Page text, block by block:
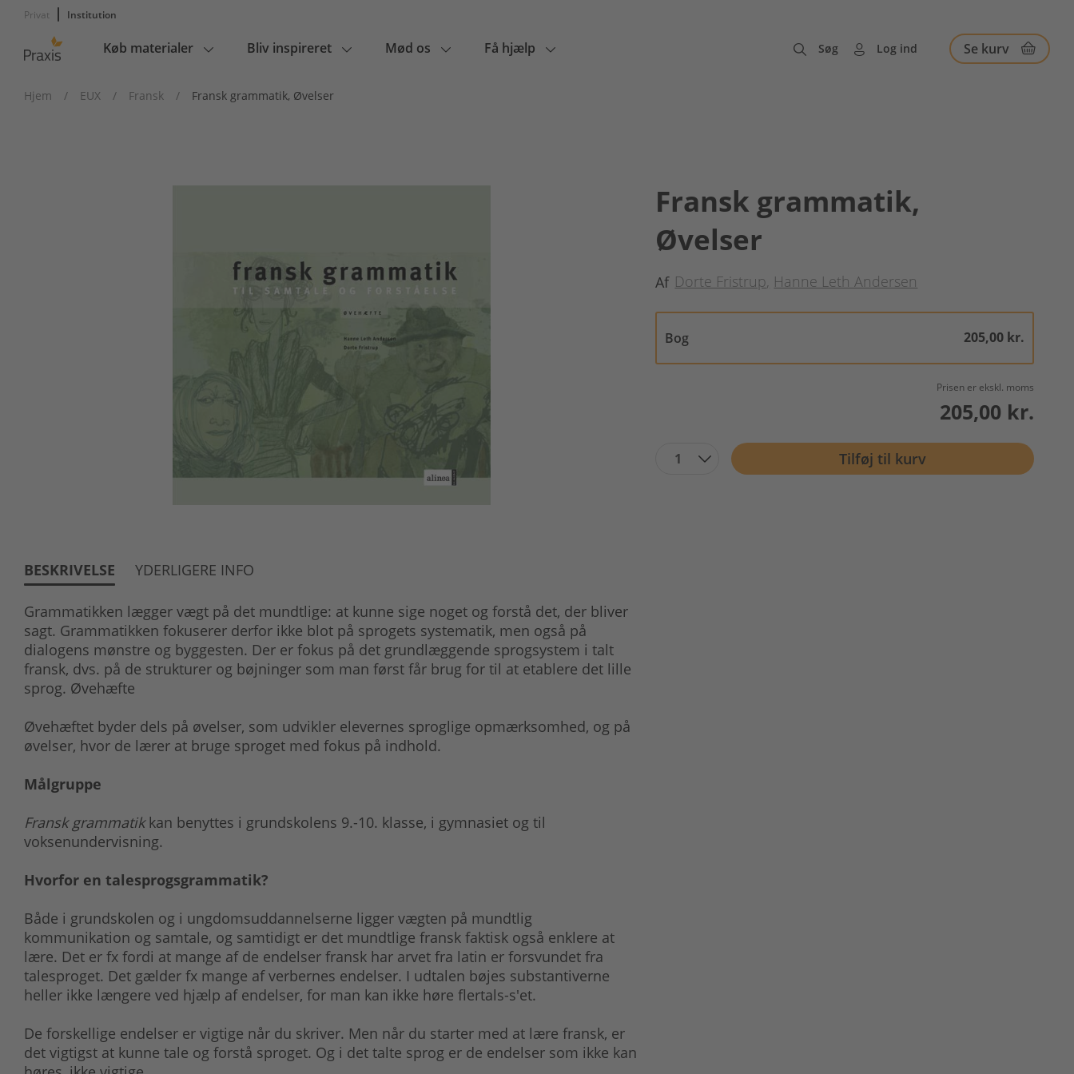
Privat Institution
Main
Køb materialer Bliv inspireret Mød os Få hjælp Søg Log ind Se kurv
Hjem / EUX / Fransk / Fransk grammatik, Øvelser
Fransk grammatik,
Øvelser
Af Dorte Fristrup Hanne Leth Andersen
Bog 205,00 kr.
Prisen er ekskl. moms
205,00 kr.
1 Tilføj til kurv
BESKRIVELSE YDERLIGERE INFO
Grammatikken lægger vægt på det mundtlige: at kunne sige noget og forstå det, der bliver
sagt. Grammatikken fokuserer derfor ikke blot på sprogets systematik, men også på
dialogens mønstre og byggesten. Der er fokus på det grundlæggende sprogsystem i talt
fransk, dvs. på de strukturer og bøjninger som man først får brug for til at etablere det lille
sprog. Øvehæfte
Øvehæftet byder dels på øvelser, som udvikler elevernes sproglige opmærksomhed, og på
øvelser, hvor de lærer at bruge sproget med fokus på indhold.
Målgruppe
Fransk grammatikkan benyttes i grundskolens 9.-10. klasse, i gymnasiet og til
voksenundervisning.
Hvorfor en talesprogsgrammatik?
Både i grundskolen og i ungdomsuddannelserne ligger vægten på mundtlig
kommunikation og samtale, og samtidigt er det mundtlige fransk faktisk også enklere at
lære. Det er fx fordi at mange af de endelser fransk har arvet fra latin er forsvundet fra
talesproget. Det gælder fx mange af verbernes endelser. I udtalen bøjes substantiverne
heller ikke længere ved hjælp af endelser, for man kan ikke høre flertals-s'et.
De forskellige endelser er vigtige når du skriver. Men når du starter med at lære fransk, er
det vigtigst at kunne tale og forstå sproget. Og i det talte sprog er de endelser som ikke kan